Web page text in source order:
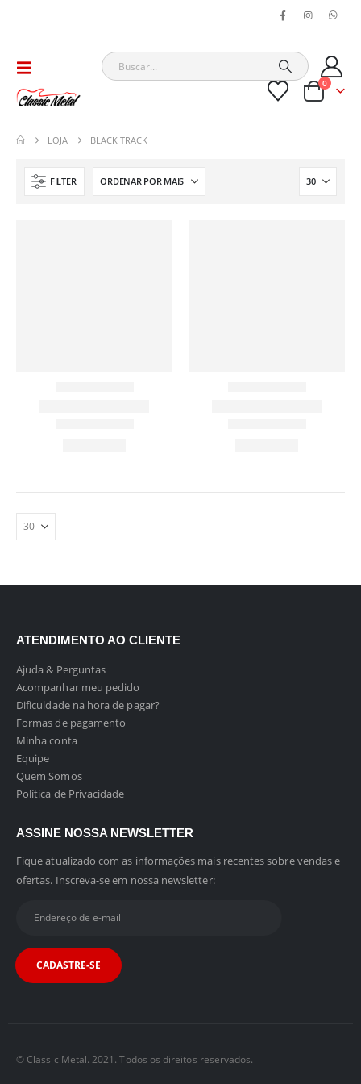
0
LOJA BLACK TRACK
FILTER
ATENDIMENTO AO CLIENTE
Ajuda & Perguntas
Acompanhar meu pedido
Dificuldade na hora de pagar?
Formas de pagamento
Minha conta
Equipe
Quem Somos
Política de Privacidade
ASSINE NOSSA NEWSLETTER
Fique atualizado com as informações mais recentes sobre vendas e
ofertas. Inscreva-se em nossa newsletter:
© Classic Metal. 2021. Todos os direitos reservados.